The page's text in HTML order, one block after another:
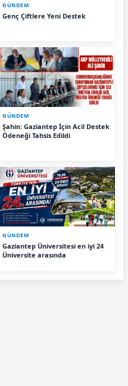
GÜNDEM
Genç Çiftlere Yeni Destek
GÜNDEM
Şahin: Gaziantep İçin Acil Destek
Ödeneği Tahsis Edildi
GÜNDEM
Gaziantep Üniversitesi en iyi 24
Üniversite arasında